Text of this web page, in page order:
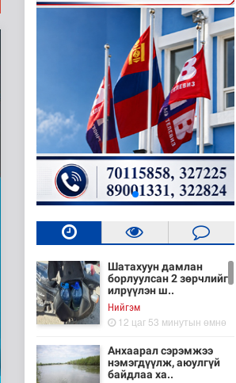
Шатахуун дамлан
борлуулсан 2 зөрчлийг
илрүүлэн ш..
Нийгэм
12 цаг 53 минутын өмнө
Анхаарал сэрэмжээ
нэмэгдүүлж, аюулгүй
байдлаа ха..